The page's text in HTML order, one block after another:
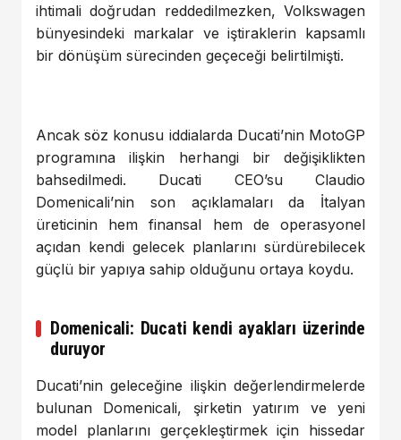
ihtimali doğrudan reddedilmezken, Volkswagen
bünyesindeki markalar ve iştiraklerin kapsamlı
bir dönüşüm sürecinden geçeceği belirtilmişti.
Ancak söz konusu iddialarda Ducati’nin MotoGP
programına ilişkin herhangi bir değişiklikten
bahsedilmedi. Ducati CEO’su Claudio
Domenicali’nin son açıklamaları da İtalyan
üreticinin hem finansal hem de operasyonel
açıdan kendi gelecek planlarını sürdürebilecek
güçlü bir yapıya sahip olduğunu ortaya koydu.
Domenicali: Ducati kendi ayakları üzerinde
duruyor
Ducati’nin geleceğine ilişkin değerlendirmelerde
bulunan Domenicali, şirketin yatırım ve yeni
model planlarını gerçekleştirmek için hissedar